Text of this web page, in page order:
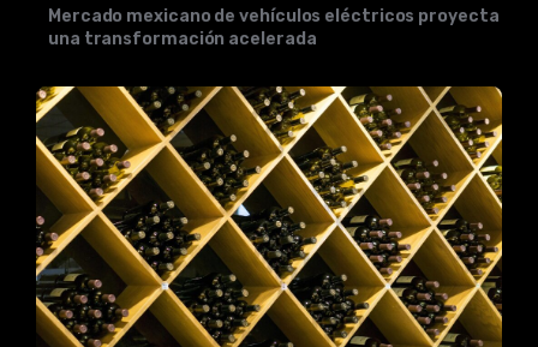
Mercado mexicano de vehículos eléctricos proyecta
una transformación acelerada